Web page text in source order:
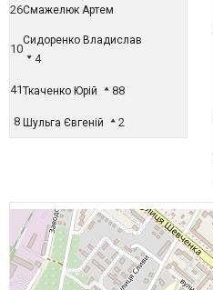
26Смажелюк Артем
10
Сидоренко Владислав
4
41Ткаченко Юрій 88
8 Шульга Євгеній 2